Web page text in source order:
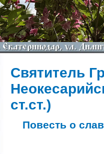
Святитель
ст.ст.)
Повесть о